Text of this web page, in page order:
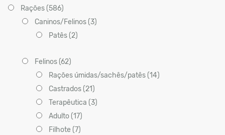
Rações (586)
Caninos/Felinos (3)
Patês (2)
Felinos (62)
Rações úmidas/sachês/patês (14)
Castrados (21)
Terapêutica (3)
Adulto (17)
Filhote (7)